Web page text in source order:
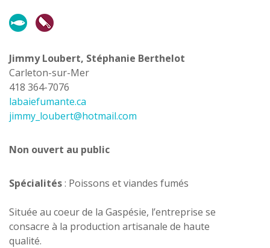
Jimmy Loubert, Stéphanie Berthelot
Carleton-sur-Mer
418 364-7076
labaiefumante.ca
jimmy_loubert@hotmail.com
Non ouvert au public
Spécialités: Poissons et viandes fumés
Située au coeur de la Gaspésie, l’entreprise se
consacre à la production artisanale de haute
qualité.